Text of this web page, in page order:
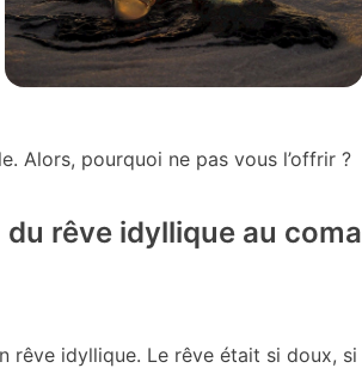
Alors, pourquoi ne pas vous l’offrir ?
du rêve idyllique au coma
rêve idyllique. Le rêve était si doux, si